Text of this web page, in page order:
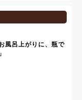
風呂上がりに、瓶で